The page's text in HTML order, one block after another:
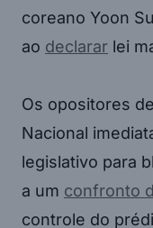
coreano Yoon
ao declarar lei
Os opositores
Nacional
legislativo para
a um confronto
controle do